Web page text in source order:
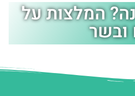
המלצות על
ובשר